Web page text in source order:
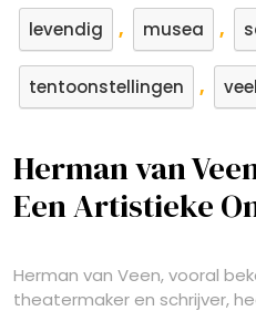
levendig , musea ,
tentoonstellingen ,
Herman van
Een Artistieke
Herman van Veen, vooral
theatermaker en schrijver,